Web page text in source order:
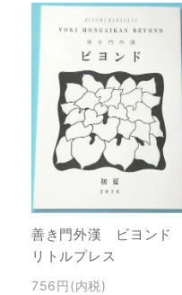
善き門外漢 ビヨンド
リトルプレス
756円(内税)